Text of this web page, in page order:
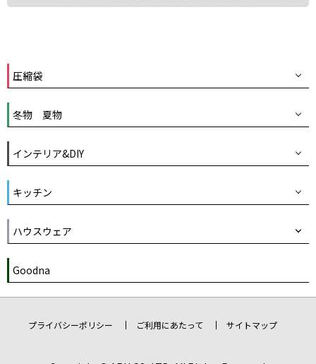
圧縮袋
冬物 夏物
インテリア&DIY
キッチン
ハウスウェア
Goodna
プライバシーポリシー ご利用にあたって サイトマップ